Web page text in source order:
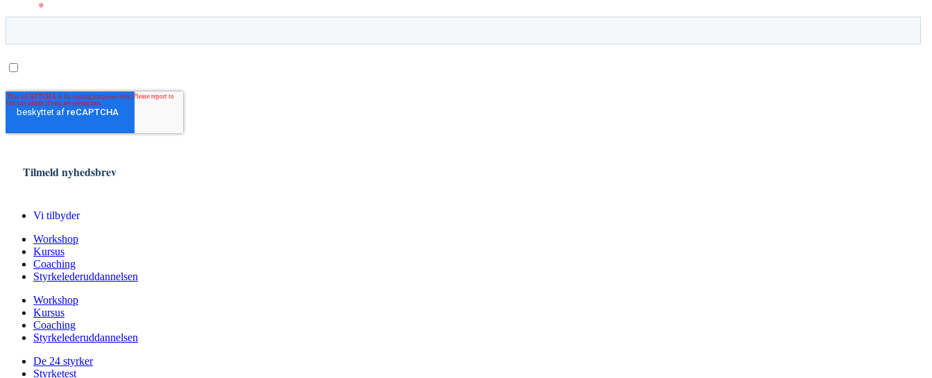
Vi tilbyder
Workshop
Kursus
Coaching
Styrkelederuddannelsen
Workshop
Kursus
Coaching
Styrkelederuddannelsen
De 24 styrker
Styrketest